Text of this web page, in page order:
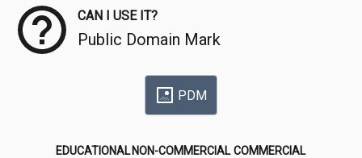
CAN I USE IT?
Public Domain Mark
PDM
EDUCATIONAL NON-COMMERCIAL COMMERCIAL